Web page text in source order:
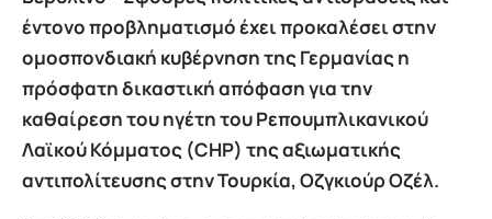
έντονο προβληματισμό έχει προκαλέσει στην
ομοσπονδιακή κυβέρνηση της Γερμανίας η
πρόσφατη δικαστική απόφαση για την
καθαίρεση του ηγέτη του Ρεπουμπλικανικού
Λαϊκού Κόμματος (CHP) της αξιωματικής
αντιπολίτευσης στην Τουρκία, Οζγκιούρ Οζέλ.